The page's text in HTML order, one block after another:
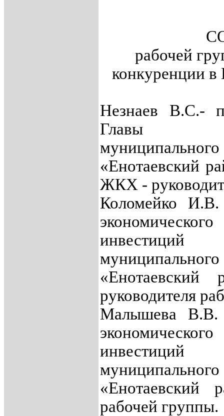
рабочей
конкуренции в
Незнаев В.С.-
Главы
«Енотаевский
ЖКХ -
Коломейко И.В.
«Енотаевский
руководителя
Малышева В.В.
рабочей